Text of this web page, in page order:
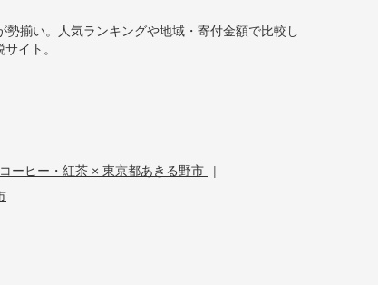
揃い。人気ランキングや地域・寄付金額で比較し
イト。
コーヒー・紅茶 × 東京都あきる野市
|